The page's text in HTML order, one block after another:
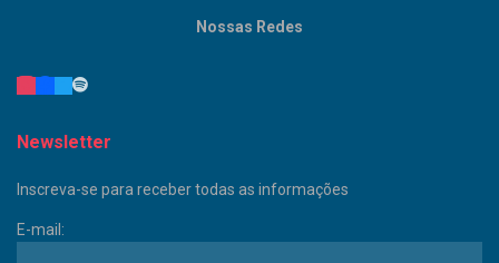
Nossas Redes
Newsletter
Inscreva-se para receber todas as informações
E-mail: